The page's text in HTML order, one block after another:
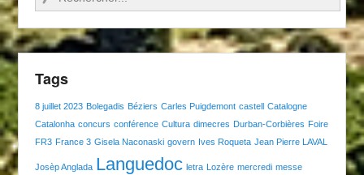
Tags
8 juillet 2023 Bolegadis Béziers Carles Puigdemont castell Catalogne
Catalonha concurs conférence Cultura dimecres Durban-Corbières Foire
FR3 France 3 Gisela Naconaski govern Ives Roqueta Jean Pierre LAVAL
Josèp Anglada Languedoc letra Lozère mercredi messe